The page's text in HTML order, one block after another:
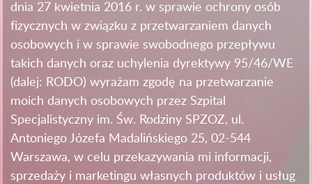
dnia 27 kwietnia 2016 r. w sprawie ochrony osób
fizycznych w związku z przetwarzaniem danych
osobowych i w sprawie swobodnego przepływu
takich danych oraz uchylenia dyrektywy 95/46/WE
(dalej: RODO) wyrażam zgodę na przetwarzanie
moich danych osobowych przez Szpital
Specjalistyczny im. Św. Rodziny SPZOZ, ul.
Antoniego Józefa Madalińskiego 25, 02-544
Warszawa, w celu przekazywania mi informacji,
sprzedaży i marketingu własnych produktów i usług